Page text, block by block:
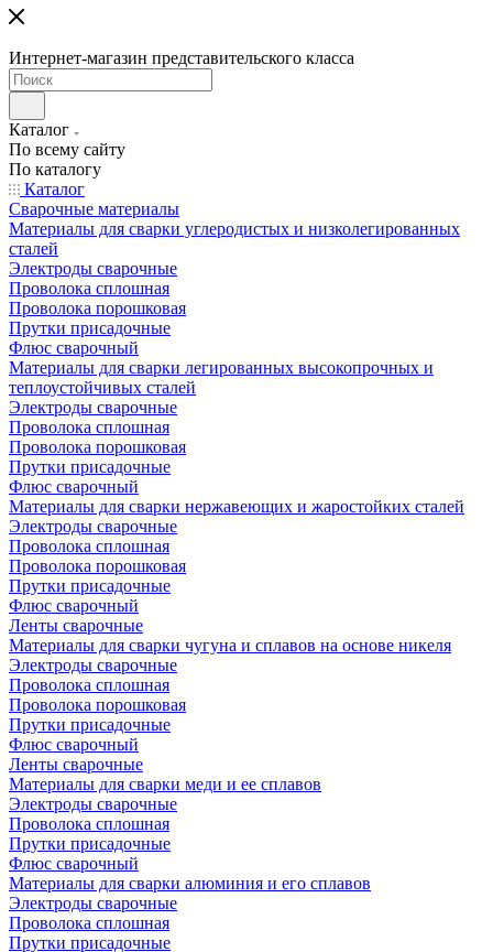
Интернет-магазин представительского класса
Каталог
По всему сайту
По каталогу
Каталог
Сварочные материалы
Материалы для сварки углеродистых и низколегированных
сталей
Электроды сварочные
Проволока сплошная
Проволока порошковая
Прутки присадочные
Флюс сварочный
Материалы для сварки легированных высокопрочных и
теплоустойчивых сталей
Электроды сварочные
Проволока сплошная
Проволока порошковая
Прутки присадочные
Флюс сварочный
Материалы для сварки нержавеющих и жаростойких сталей
Электроды сварочные
Проволока сплошная
Проволока порошковая
Прутки присадочные
Флюс сварочный
Ленты сварочные
Материалы для сварки чугуна и сплавов на основе никеля
Электроды сварочные
Проволока сплошная
Проволока порошковая
Прутки присадочные
Флюс сварочный
Ленты сварочные
Материалы для сварки меди и ее сплавов
Электроды сварочные
Проволока сплошная
Прутки присадочные
Флюс сварочный
Материалы для сварки алюминия и его сплавов
Электроды сварочные
Проволока сплошная
Прутки присадочные